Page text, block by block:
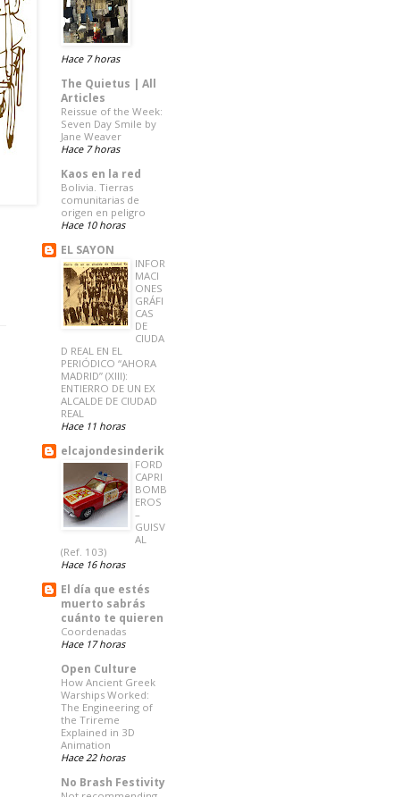
Hace 7 horas
The Quietus | All
Articles
Reissue of the Week:
Seven Day Smile by
Jane Weaver
Hace 7 horas
Kaos en la red
Bolivia. Tierras
comunitarias de
origen en peligro
Hace 10 horas
EL SAYON
INFOR
MACI
ONES
GRÁFI
CAS
DE
CIUDA
D REAL EN EL
PERIÓDICO “AHORA
MADRID” (XIII):
ENTIERRO DE UN EX
ALCALDE DE CIUDAD
REAL
Hace 11 horas
elcajondesinderik
FORD
CAPRI
BOMB
EROS
–
GUISV
AL
(Ref. 103)
Hace 16 horas
El día que estés
muerto sabrás
cuánto te quieren
Coordenadas
Hace 17 horas
Open Culture
How Ancient Greek
Warships Worked:
The Engineering of
the Trireme
Explained in 3D
Animation
Hace 22 horas
No Brash Festivity